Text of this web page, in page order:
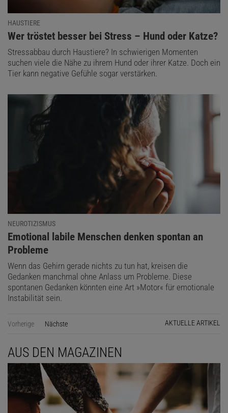
HAUSTIERE
:
Wer tröstet besser bei Stress – Hund oder Katze?
Stressabbau durch Haustiere? In schwierigen Momenten
suchen viele die Nähe zu ihrem Hund oder ihrer Katze. Doch ein
Tier kann negative Gefühle sogar verstärken.
NEUROTIZISMUS
:
Emotional labile Menschen denken spontan an
Probleme
Wenn das Gehirn gerade nichts zu tun hat, kreisen die
Gedanken manchmal ohne Anlass um Probleme. Diese
spontanen Gedanken könnten eine Art »Motor« für emotionale
Instabilität sein.
Vorherige Nächste AKTUELLE ARTIKEL
AUS DEN MAGAZINEN